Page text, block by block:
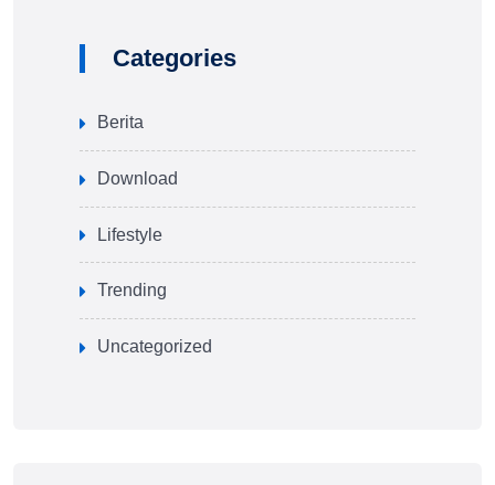
Categories
Berita
Download
Lifestyle
Trending
Uncategorized